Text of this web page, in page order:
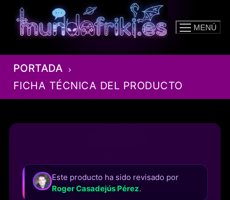
contenido
MENÚ
PORTADA
FICHA TÉCNICA DEL PRODUCTO
Este producto ha sido revisado por
Roger Casadejús Pérez.